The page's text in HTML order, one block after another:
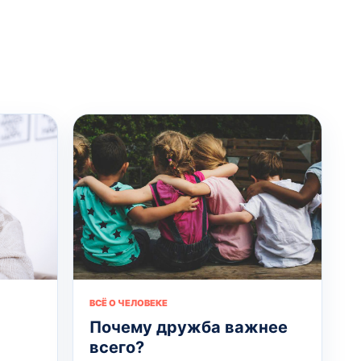
ВСЁ О ЧЕЛОВЕКЕ
Почему дружба важнее
всего?